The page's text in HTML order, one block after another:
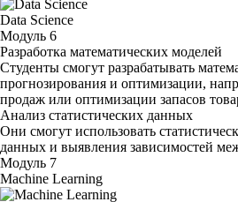
Data Science
Модуль 6
Разработка математических моделей
Студенты смогут разрабатывать
прогнозирования и оптимизации,
продаж или оптимизации запасов
Анализ статистических данных
Они смогут использовать
данных и выявления зависимостей
Модуль 7
Machine Learning